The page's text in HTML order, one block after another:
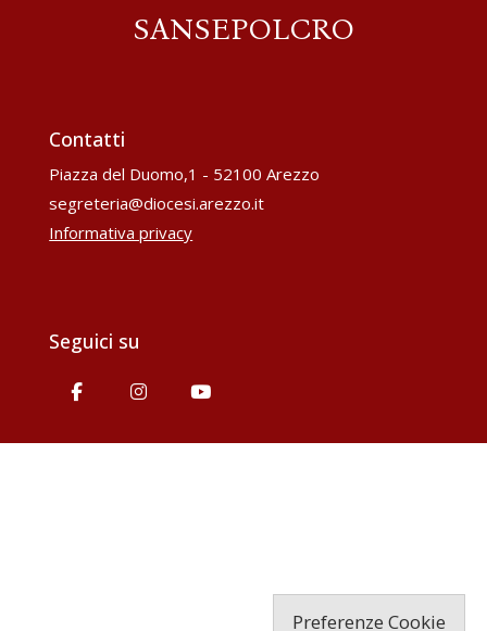
SANSEPOLCRO
Contatti
Piazza del Duomo,1 - 52100 Arezzo
segreteria@diocesi.arezzo.it
Informativa privacy
Seguici su
Preferenze Cookie